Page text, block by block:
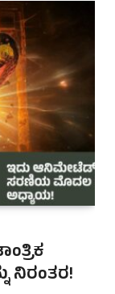
ನಿರಂತರ!